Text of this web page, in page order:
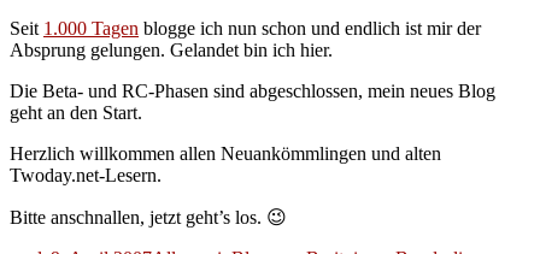
Seit 1.000 Tagen blogge ich nun schon und endlich ist mir der
Absprung gelungen. Gelandet bin ich hier.
Die Beta- und RC-Phasen sind abgeschlossen, mein neues Blog
geht an den Start.
Herzlich willkommen allen Neuankömmlingen und alten
Twoday.net-Lesern.
Bitte anschnallen, jetzt geht’s los. 😉